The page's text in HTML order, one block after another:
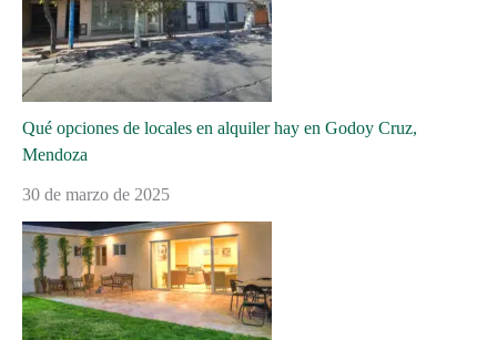
Qué opciones de locales en alquiler hay en Godoy Cruz,
Mendoza
30 de marzo de 2025